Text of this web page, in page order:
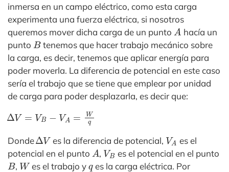
inmersa en un campo eléctrico, como esta carga
experimenta una fuerza eléctrica, si nosotros
queremos mover dicha carga de un punto A hacía un
punto Btenemos que hacer trabajo mecánico sobre
la carga, es decir, tenemos que aplicar energía para
poder moverla. La diferencia de potencial en este caso
sería el trabajo que se tiene que emplear por unidad
de carga para poder desplazarla, es decir que:
Δ V VB A= q
Donde Δ Ves la diferencia de potencial, VA es el
potencial en el punto A, VBes el potencial en el punto
B, Wes el trabajo yqes la carga eléctrica. Por